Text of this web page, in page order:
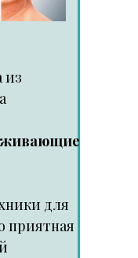
из
для
приятная